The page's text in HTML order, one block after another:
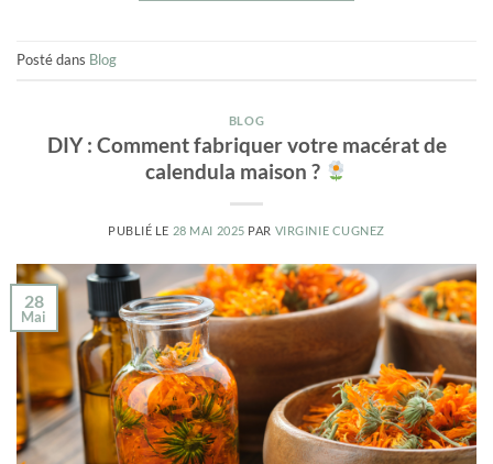
Posté dans Blog
BLOG
DIY : Comment fabriquer votre macérat de
calendula maison ?
PUBLIÉ LE 28 MAI 2025 PAR VIRGINIE CUGNEZ
28
Mai